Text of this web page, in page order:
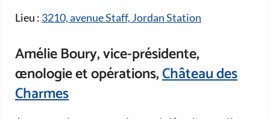
Lieu : 3210, avenue Staff, Jordan Station
Amélie Boury, vice-présidente,
œnologie et opérations,Château des
Charmes